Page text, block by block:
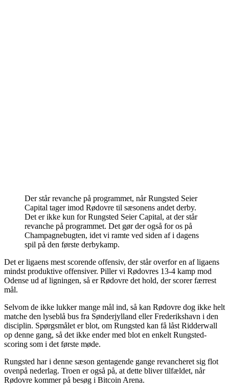
Der står revanche på programmet, når Rungsted Seier
Capital tager imod Rødovre til sæsonens andet derby.
Det er ikke kun for Rungsted Seier Capital, at der står
revanche på programmet. Det gør der også for os på
Champagnebugten, idet vi ramte ved siden af i dagens
spil på den første derbykamp.
Det er ligaens mest scorende offensiv, der står overfor en af ligaens
mindst produktive offensiver. Piller vi Rødovres 13-4 kamp mod
Odense ud af ligningen, så er Rødovre det hold, der scorer færrest
mål.
Selvom de ikke lukker mange mål ind, så kan Rødovre dog ikke helt
matche den lyseblå bus fra Sønderjylland eller Frederikshavn i den
disciplin. Spørgsmålet er blot, om Rungsted kan få låst Ridderwall
op denne gang, så det ikke ender med blot en enkelt Rungsted-
scoring som i det første møde.
Rungsted har i denne sæson gentagende gange revancheret sig flot
ovenpå nederlag. Troen er også på, at dette bliver tilfældet, når
Rødovre kommer på besøg i Bitcoin Arena.